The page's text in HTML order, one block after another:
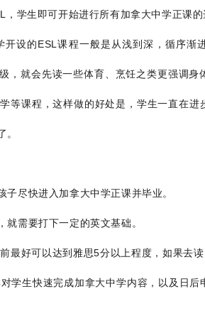
学生即可开始进行所有加拿大中学正课的
设的ESL课程一般是从浅到深，循序渐
，就会先读一些体育、烹饪之类更强调身
等课程，这样做的好处是，学生一直在进
。
尽快进入加拿大中学正课并毕业。
就需要打下一定的英文基础。
最好可以达到雅思5分以上程度，如果去
学生快速完成加拿大中学内容，以及日后